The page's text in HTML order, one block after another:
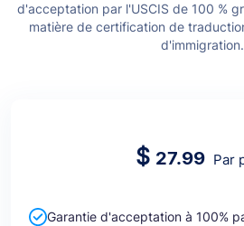
d'acceptation par l'USCIS de 100 %
matière de certification de
d'immigration.
$ 27.99 Par
Garantie d'acceptation à 100%